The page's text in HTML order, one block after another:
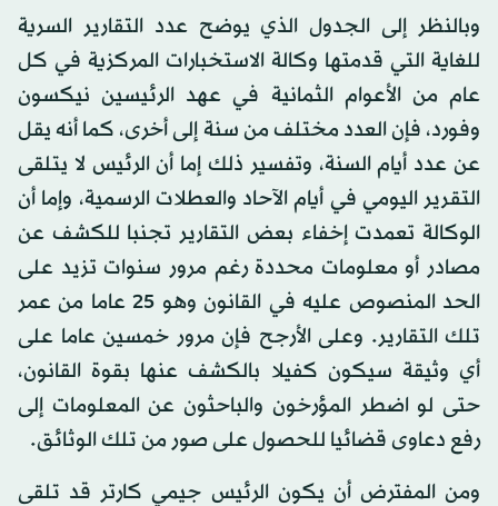
وبالنظر إلى الجدول الذي يوضح عدد التقارير السرية
للغاية التي قدمتها وكالة الاستخبارات المركزية في كل
عام من الأعوام الثمانية في عهد الرئيسين نيكسون
وفورد، فإن العدد مختلف من سنة إلى أخرى، كما أنه يقل
عن عدد أيام السنة، وتفسير ذلك إما أن الرئيس لا يتلقى
التقرير اليومي في أيام الآحاد والعطلات الرسمية، وإما أن
الوكالة تعمدت إخفاء بعض التقارير تجنبا للكشف عن
مصادر أو معلومات محددة رغم مرور سنوات تزيد على
الحد المنصوص عليه في القانون وهو 25 عاما من عمر
تلك التقارير. وعلى الأرجح فإن مرور خمسين عاما على
أي وثيقة سيكون كفيلا بالكشف عنها بقوة القانون،
حتى لو اضطر المؤرخون والباحثون عن المعلومات إلى
رفع دعاوى قضائيا للحصول على صور من تلك الوثائق.
ومن المفترض أن يكون الرئيس جيمي كارتر قد تلقى